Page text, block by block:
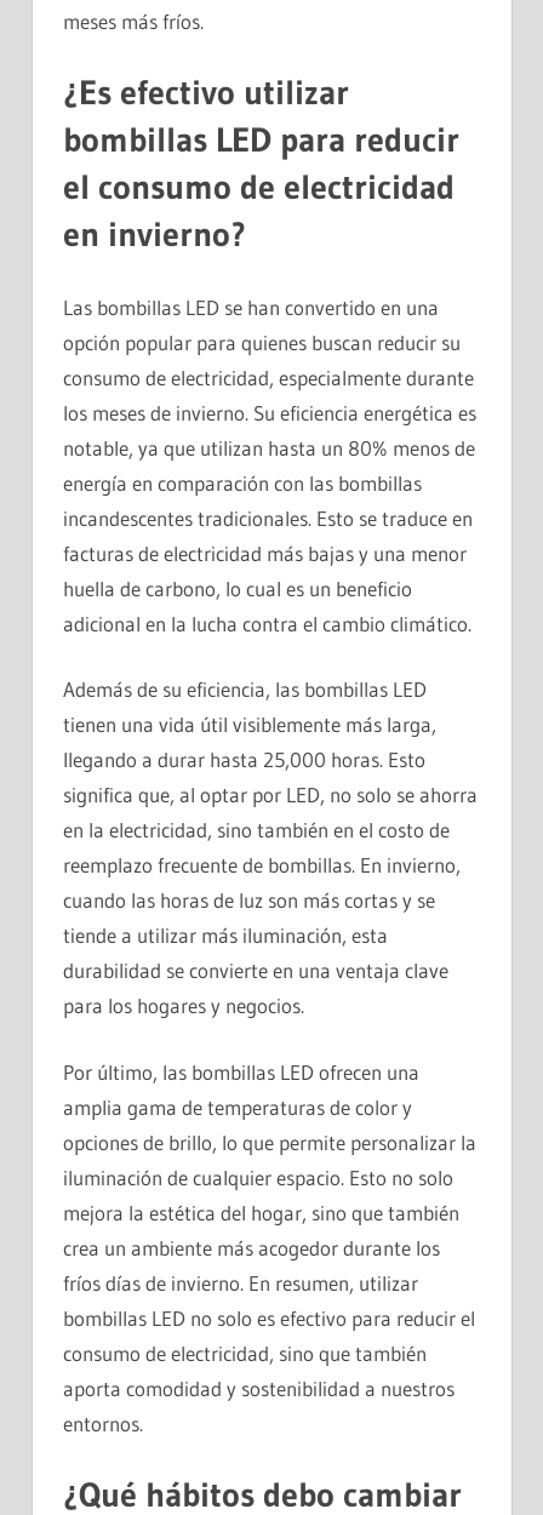
meses más fríos.
¿Es efectivo utilizar
bombillas LED para reducir
el consumo de electricidad
en invierno?
Las bombillas LED se han convertido en una
opción popular para quienes buscan reducir su
consumo de electricidad, especialmente durante
los meses de invierno. Su eficiencia energética es
notable, ya que utilizan hasta un 80% menos de
energía en comparación con las bombillas
incandescentes tradicionales. Esto se traduce en
facturas de electricidad más bajas y una menor
huella de carbono, lo cual es un beneficio
adicional en la lucha contra el cambio climático.
Además de su eficiencia, las bombillas LED
tienen una vida útil visiblemente más larga,
llegando a durar hasta 25,000 horas. Esto
significa que, al optar por LED, no solo se ahorra
en la electricidad, sino también en el costo de
reemplazo frecuente de bombillas. En invierno,
cuando las horas de luz son más cortas y se
tiende a utilizar más iluminación, esta
durabilidad se convierte en una ventaja clave
para los hogares y negocios.
Por último, las bombillas LED ofrecen una
amplia gama de temperaturas de color y
opciones de brillo, lo que permite personalizar la
iluminación de cualquier espacio. Esto no solo
mejora la estética del hogar, sino que también
crea un ambiente más acogedor durante los
fríos días de invierno. En resumen, utilizar
bombillas LED no solo es efectivo para reducir el
consumo de electricidad, sino que también
aporta comodidad y sostenibilidad a nuestros
entornos.
¿Qué hábitos debo cambiar